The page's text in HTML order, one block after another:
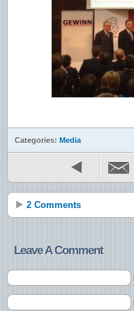
Categories: Media
2 Comments
Leave A Comment